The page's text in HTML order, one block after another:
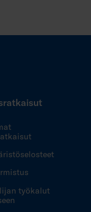
työkalut